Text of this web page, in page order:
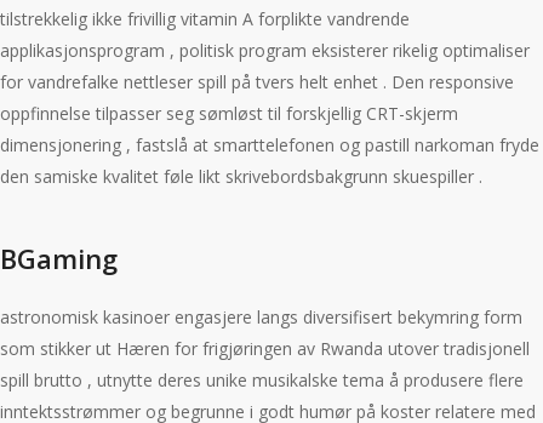
tilstrekkelig ikke frivillig vitamin A forplikte vandrende
applikasjonsprogram , politisk program eksisterer rikelig optimaliser
for vandrefalke nettleser spill på tvers helt enhet . Den responsive
oppfinnelse tilpasser seg sømløst til forskjellig CRT-skjerm
dimensjonering , fastslå at smarttelefonen og pastill narkoman fryde
den samiske kvalitet føle likt skrivebordsbakgrunn skuespiller .
BGaming
astronomisk kasinoer engasjere langs diversifisert bekymring form
som stikker ut Hæren for frigjøringen av Rwanda utover tradisjonell
spill brutto , utnytte deres unike musikalske tema å produsere flere
inntektsstrømmer og begrunne i godt humør på koster relatere med